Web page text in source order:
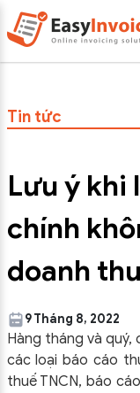
Tin tức
Lưu ý khi
chính
doanh thu
9 Tháng 8, 2022
Hàng tháng và quý,
các loại báo cáo
thuế TNCN, báo